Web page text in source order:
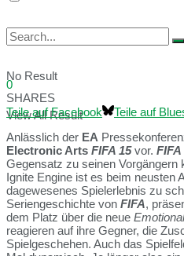
No Result
View All Result
0
SHARES
Teile auf Facebook
Teile auf
Anlässlich der EA
Electronic Arts FIFA 15vor. FIFA
Gegensatz zu seinen Vorgängern
Ignite Engine ist es beim neusten
dagewesenes Spielerlebnis zu
Seriengeschichte von FIFA,
dem Platz über die neue
reagieren auf ihre Gegner, die
Spielgeschehen. Auch das